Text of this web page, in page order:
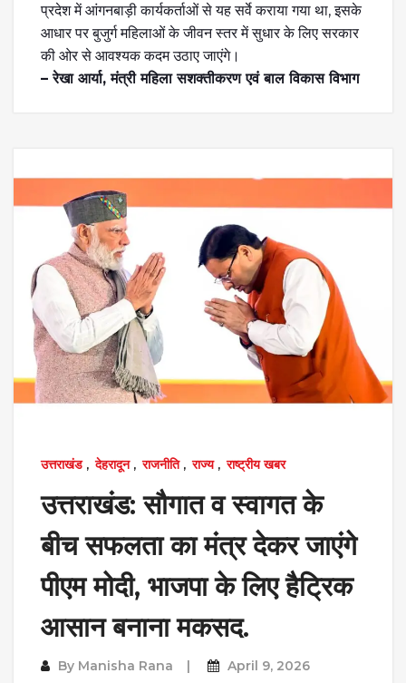
प्रदेश में आंगनबाड़ी कार्यकर्ताओं से यह सर्वे कराया गया था, इसके
आधार पर बुजुर्ग महिलाओं के जीवन स्तर में सुधार के लिए सरकार
की ओर से आवश्यक कदम उठाए जाएंगे।
– रेखा आर्या, मंत्री महिला सशक्तीकरण एवं बाल विकास विभाग
उत्तराखंड, देहरादून, राजनीति, राज्य, राष्ट्रीय खबर
उत्तराखंड: सौगात व स्वागत के
बीच सफलता का मंत्र देकर जाएंगे
पीएम मोदी, भाजपा के लिए हैट्रिक
आसान बनाना मकसद.
By Manisha Rana April 9, 2026